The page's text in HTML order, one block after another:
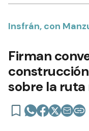
Insfrán, con
Firman
sobre la ruta